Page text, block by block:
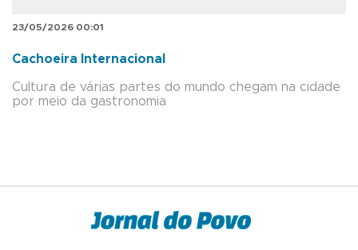
23/05/2026 00:01
Cachoeira Internacional
Cultura de várias partes do mundo chegam na cidade
por meio da gastronomia